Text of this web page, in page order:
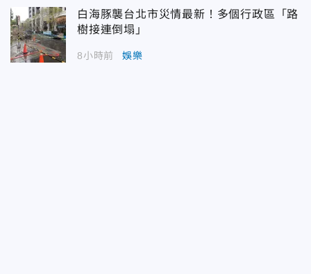
白海豚襲台北市災情最新！多個行政區「路
樹接連倒塌」
8小時前 娛樂